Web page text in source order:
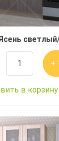
+
в корзину